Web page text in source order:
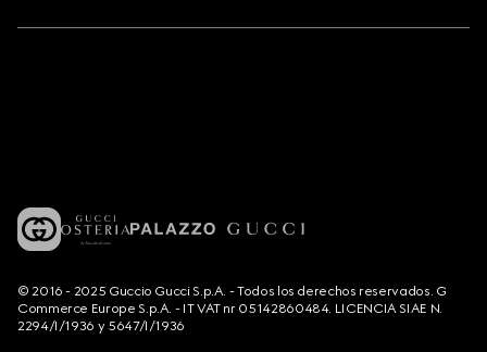
© 2016 - 2025 Guccio Gucci S.p.A. - Todos los derechos reservados. G
Commerce Europe S.p.A. - IT VAT nr 05142860484. LICENCIA SIAE N.
2294/I/1936 y 5647/I/1936